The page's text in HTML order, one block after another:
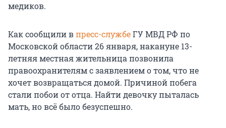
медиков.
Как сообщили впресс-службеГУ МВД РФ по
Московской области 26 января, накануне 13-
летняя местная жительница позвонила
правоохранителям с заявлением о том, что не
хочет возвращаться домой. Причиной побега
стали побои от отца. Найти девочку пыталась
мать, но всё было безуспешно.